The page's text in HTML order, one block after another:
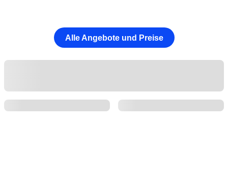
Alle Angebote und Preise